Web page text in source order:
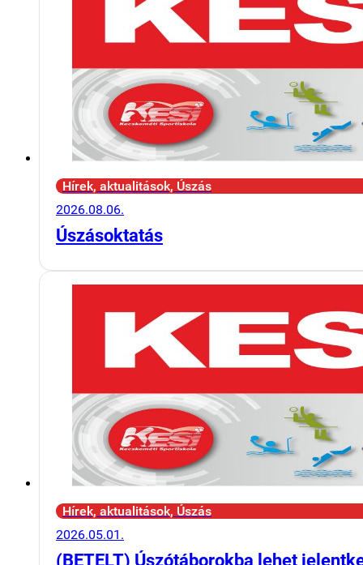
Hírek, aktualitások, Úszás
2026.08.06.
Úszásoktatás
Hírek, aktualitások, Úszás
2026.05.01.
(BETELT) Úszótáborokba lehet